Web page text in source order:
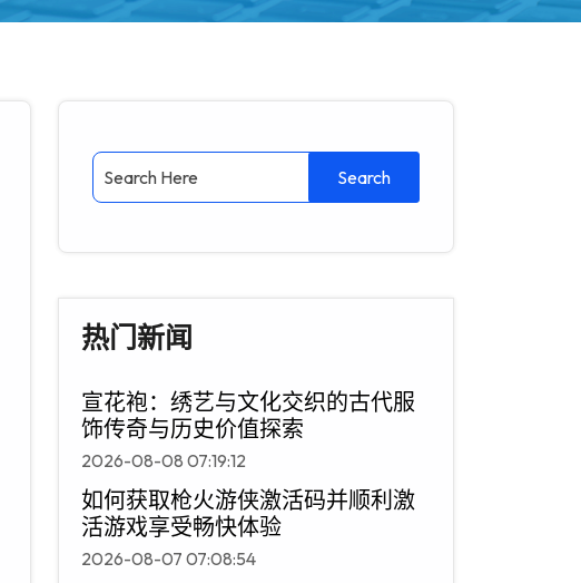
热门新闻
宣花袍：绣艺与文化交织的古代服
饰传奇与历史价值探索
2026-08-08 07:19:12
如何获取枪火游侠激活码并顺利激
活游戏享受畅快体验
2026-08-07 07:08:54